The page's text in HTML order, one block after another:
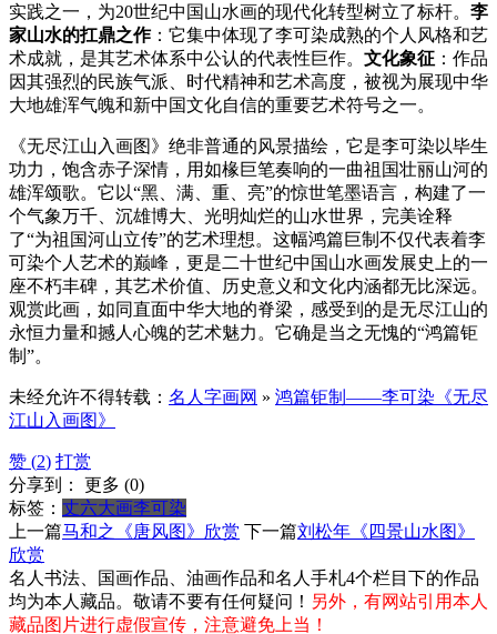
实践之一，为20世纪中国山水画的现代化转型树立了标杆。‌ 李
家山水的扛鼎之作：‌它集中体现了李可染成熟的个人风格和艺
术成就，是其艺术体系中公认的代表性巨作。 文化象征 ：‌作品
因其强烈的民族气派、时代精神和艺术高度，被视为展现中华
大地雄浑气魄和新中国文化自信的重要艺术符号之一。
《无尽江山入画图》绝非普通的风景描绘，它是李可染以毕生
功力，饱含赤子深情，用如椽巨笔奏响的一曲‌祖国壮丽山河的
雄浑颂歌‌。它以“黑、满、重、亮”的惊世笔墨语言，构建了一
个气象万千、沉雄博大、光明灿烂的山水世界，完美诠释
了“为祖国河山立传”的艺术理想。这幅鸿篇巨制不仅代表着李
可染个人艺术的巅峰，更是二十世纪中国山水画发展史上的一
座不朽丰碑，其艺术价值、历史意义和文化内涵都无比深远。
观赏此画，如同直面中华大地的脊梁，感受到的是无尽江山的
永恒力量和撼人心魄的艺术魅力。它确是当之无愧的“鸿篇钜
制”。
未经允许不得转载： 名人字画网 » ‌鸿篇钜制——李可染《无尽
江山入画图》
赞 (2) 打赏
分享到： 更多 (0)
标签： 丈六大画李可染
上一篇马和之《唐风图》欣赏 下一篇刘松年《四景山水图》
欣赏
名人书法、国画作品、油画作品和名人手札4个栏目下的作品
均为本人藏品。敬请不要有任何疑问！ 另外，有网站引用本人
藏品图片进行虚假宣传，注意避免上当！